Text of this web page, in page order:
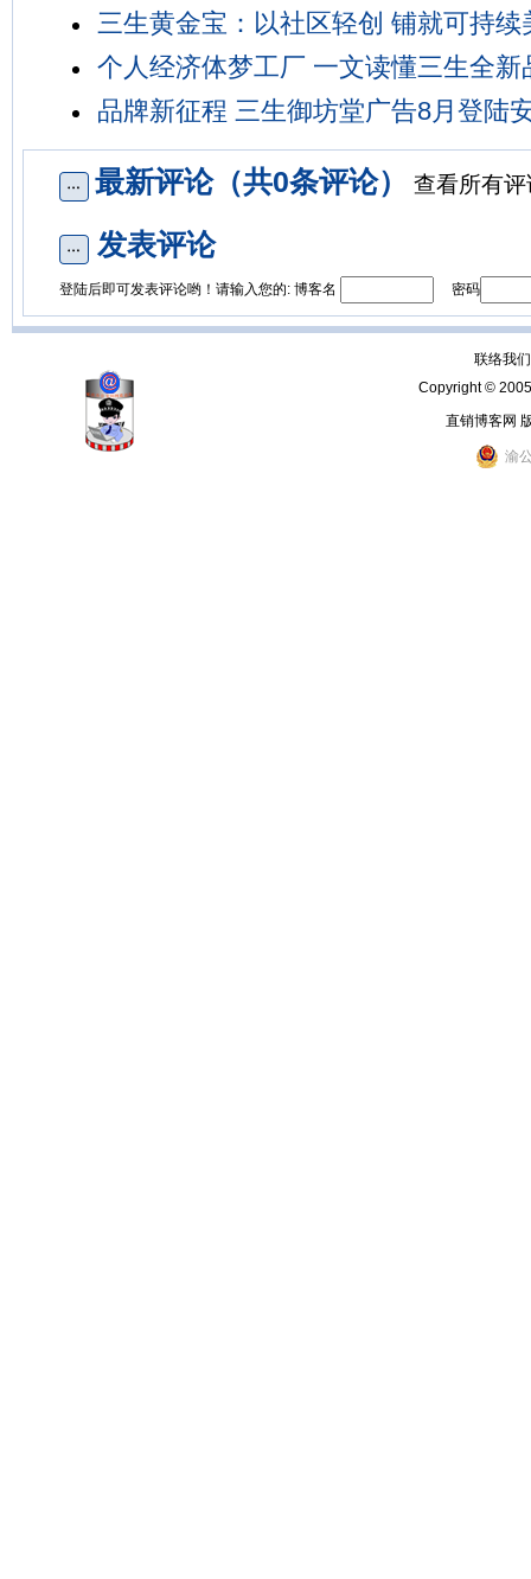
三生黄金宝：以社区轻创 铺就可持续
个人经济体梦工厂 一文读懂三生全新
品牌新征程 三生御坊堂广告8月登陆
最新评论（共0条评论） 查看所有
发表评论
登陆后即可发表评论哟！请输入您的: 博客名 密码
联络我
Copyright ©
直销博客网
渝